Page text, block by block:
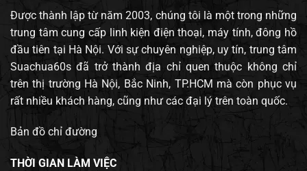
Được thành lập từ năm 2003, chúng tôi là một trong những
trung tâm cung cấp linh kiện điện thoại, máy tính, đông hồ
đầu tiên tại Hà Nội. Với sự chuyên nghiệp, uy tín, trung tâm
Suachua60s đã trở thành địa chỉ quen thuộc không chỉ
trên thị trường Hà Nội, Bắc Ninh, TP.HCM mà còn phục vụ
rất nhiều khách hàng, cũng như các đại lý trên toàn quốc.
Bản đồ chỉ đường
THỜI GIAN LÀM VIỆC